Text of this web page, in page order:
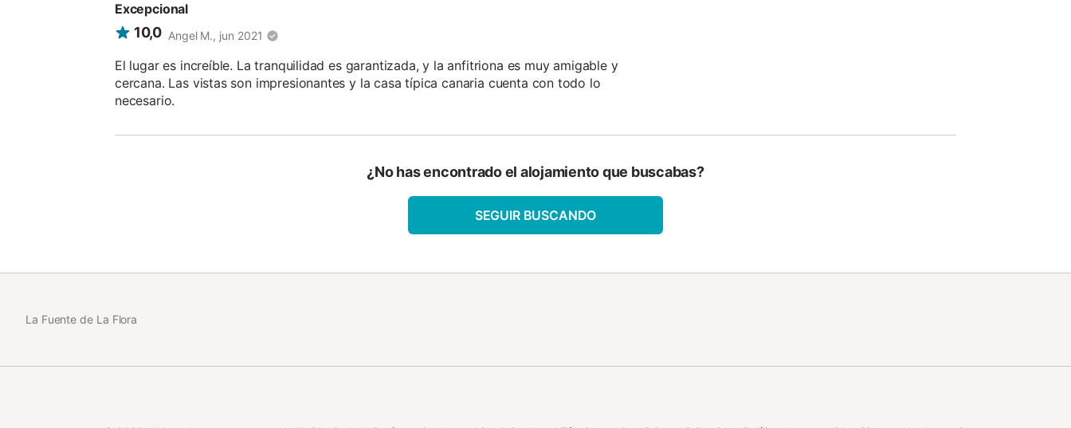
Excepcional
10,0 Angel M., jun 2021
El lugar es increíble. La tranquilidad es garantizada, y la anfitriona es muy amigable y
cercana. Las vistas son impresionantes y la casa típica canaria cuenta con todo lo
necesario.
¿No has encontrado el alojamiento que buscabas?
SEGUIR BUSCANDO
La Fuente de La Flora